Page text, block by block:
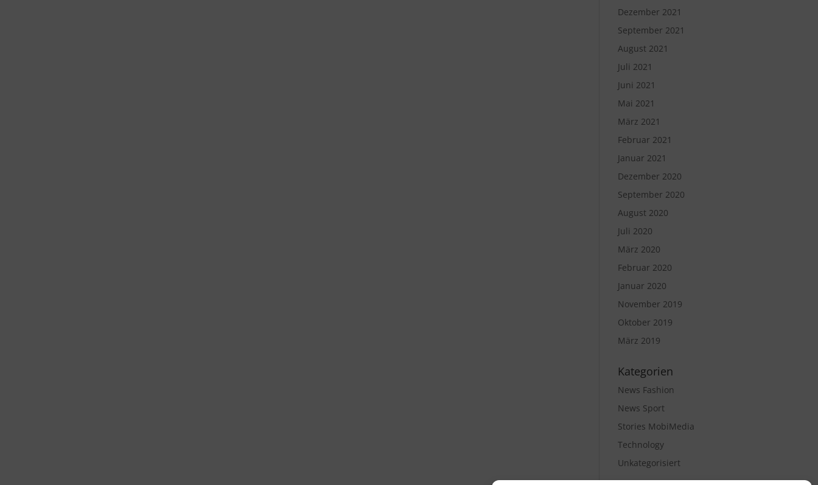
Dezember 2021
September 2021
August 2021
Juli 2021
Juni 2021
Mai 2021
März 2021
Februar 2021
Januar 2021
Dezember 2020
September 2020
August 2020
Juli 2020
März 2020
Februar 2020
Januar 2020
November 2019
Oktober 2019
März 2019
Kategorien
News Fashion
News Sport
Stories MobiMedia
Technology
Unkategorisiert